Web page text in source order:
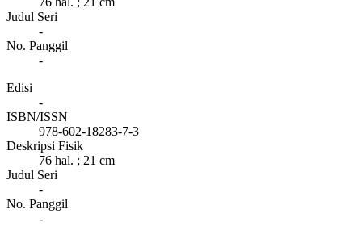
Judul Seri
-
No. Panggil
-
Edisi
-
ISBN/ISSN
978-602-18283-7-3
Deskripsi Fisik
76 hal. ; 21 cm
Judul Seri
-
No. Panggil
-